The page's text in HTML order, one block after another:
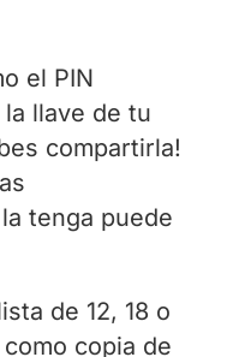
el PIN
llave de tu
compartirla!
tenga puede
de 12, 18 o
copia de